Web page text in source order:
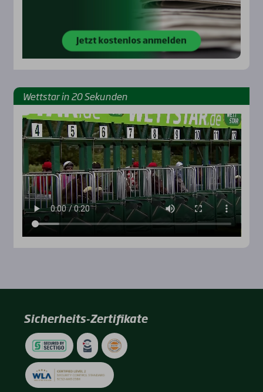
Wett­star in 20 Sekun­den
Sicherheits-Zertifikate